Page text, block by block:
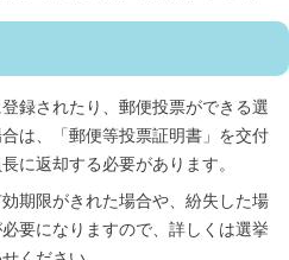
録されたり、郵便投票ができる選
は、「郵便等投票証明書」を交付
に返却する必要があります。
効期限がきれた場合や、紛失した場
要になりますので、詳しくは選挙